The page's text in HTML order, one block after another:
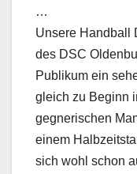
…
Unsere Handball
des DSC
Publikum ein
gleich zu Beginn
gegnerischen
einem
sich wohl schon